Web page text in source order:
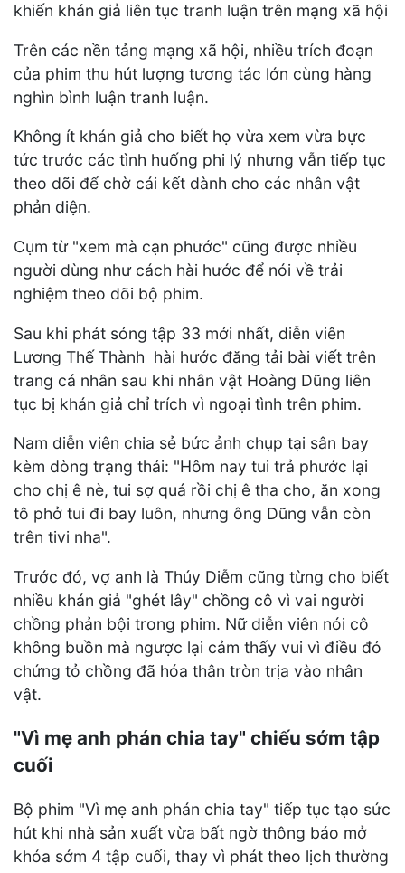
khiến khán giả liên tục tranh luận trên mạng xã hội
Trên các nền tảng mạng xã hội, nhiều trích đoạn
của phim thu hút lượng tương tác lớn cùng hàng
nghìn bình luận tranh luận.
Không ít khán giả cho biết họ vừa xem vừa bực
tức trước các tình huống phi lý nhưng vẫn tiếp tục
theo dõi để chờ cái kết dành cho các nhân vật
phản diện.
Cụm từ "xem mà cạn phước" cũng được nhiều
người dùng như cách hài hước để nói về trải
nghiệm theo dõi bộ phim.
Sau khi phát sóng tập 33 mới nhất, diễn viên
Lương Thế Thành hài hước đăng tải bài viết trên
trang cá nhân sau khi nhân vật Hoàng Dũng liên
tục bị khán giả chỉ trích vì ngoại tình trên phim.
Nam diễn viên chia sẻ bức ảnh chụp tại sân bay
kèm dòng trạng thái: "Hôm nay tui trả phước lại
cho chị ê nè, tui sợ quá rồi chị ê tha cho, ăn xong
tô phở tui đi bay luôn, nhưng ông Dũng vẫn còn
trên tivi nha".
Trước đó, vợ anh là Thúy Diễm cũng từng cho biết
nhiều khán giả "ghét lây" chồng cô vì vai người
chồng phản bội trong phim. Nữ diễn viên nói cô
không buồn mà ngược lại cảm thấy vui vì điều đó
chứng tỏ chồng đã hóa thân tròn trịa vào nhân
vật.
"Vì mẹ anh phán chia tay" chiếu sớm tập
cuối
Bộ phim "Vì mẹ anh phán chia tay" tiếp tục tạo sức
hút khi nhà sản xuất vừa bất ngờ thông báo mở
khóa sớm 4 tập cuối, thay vì phát theo lịch thường